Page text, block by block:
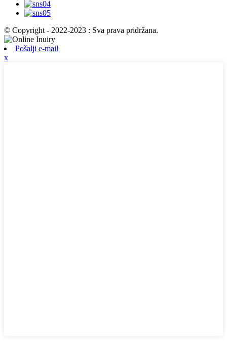
© Copyright - 2022-2023 : Sva prava pridržana.
Pošalji e-mail
x